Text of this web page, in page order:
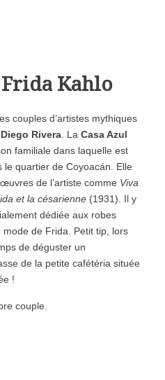
Frida Kahlo
couples d’artistes mythiques
Rivera. La Casa Azul
familiale dans laquelle est
le quartier de Coyoacán. Elle
de l’artiste comme Viva
et la césarienne(1931). Il y
dédiée aux robes
de Frida. Petit tip, lors
de déguster un
de la petite cafétéria située
!
couple.